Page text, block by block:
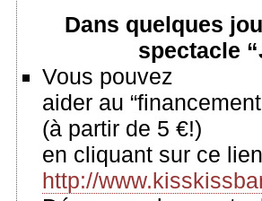
Dans quelques
spectacle
Vous pouvez
aider au
(à partir de 5 €!)
en cliquant sur ce
http://